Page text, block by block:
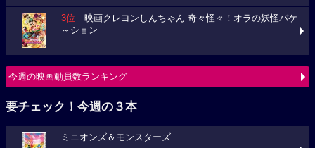
3位 映画クレヨンしんちゃん 奇々怪々！オラの妖怪バケ
～ション
今週の映画動員数ランキング
要チェック！今週の３本
ミニオンズ＆モンスターズ